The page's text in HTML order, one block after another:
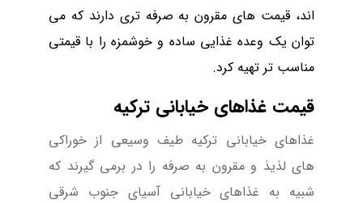
اند، قیمت های مقرون به صرفه ‌تری دارند که می
‌توان یک وعده غذایی ساده و خوشمزه را با قیمتی
مناسب تر تهیه کرد.
قیمت غذاهای خیابانی ترکیه
غذاهای خیابانی ترکیه طیف وسیعی از خوراکی
های لذیذ و مقرون به صرفه را در برمی ‌گیرند که
شبیه به غذاهای خیابانی آسیای جنوب شرقی